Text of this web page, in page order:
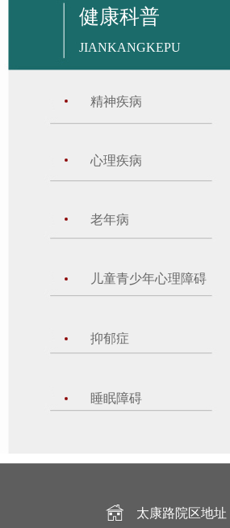
健康科普
JIANKANGKEPU
精神疾病
心理疾病
老年病
儿童青少年心理障碍
抑郁症
睡眠障碍
太康路院区地址